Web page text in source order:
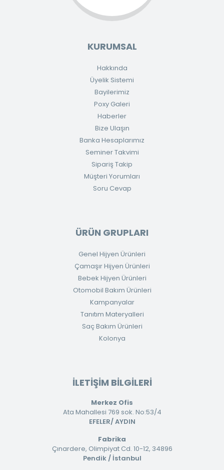
KURUMSAL
Hakkında
Üyelik Sistemi
Bayilerimiz
Poxy Galeri
Haberler
Bize Ulaşın
Banka Hesaplarımız
Seminer Takvimi
Sipariş Takip
Müşteri Yorumları
Soru Cevap
ÜRÜN GRUPLARI
Genel Hijyen Ürünleri
Çamaşır Hijyen Ürünleri
Bebek Hijyen Ürünleri
Otomobil Bakım Ürünleri
Kampanyalar
Tanıtım Materyalleri
Saç Bakım Ürünleri
Kolonya
İLETİŞİM BİLGİLERİ
Merkez Ofis
Ata Mahallesi 769 sok. No:53/4
EFELER/ AYDIN
Fabrika
Çınardere, Olimpiyat Cd. 10-12, 34896
Pendik / İstanbul